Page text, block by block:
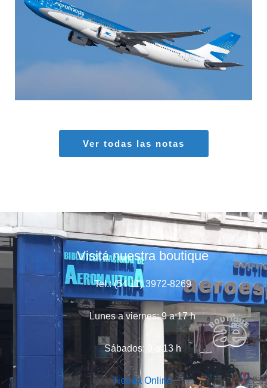
MARIA SONZINI
Ver todas las notas
Visitá nuestra boutique
Tel.: (54 11) 3972-8269
Lunes a viernes: 9 a 17 h
Sábados: 9 a 13 h
Tienda Online